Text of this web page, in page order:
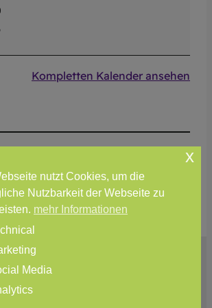
Kompletten Kalender ansehen
nutzt Cookies, um die
Nutzbarkeit der Webseite zu
mehr Informationen
Media
x